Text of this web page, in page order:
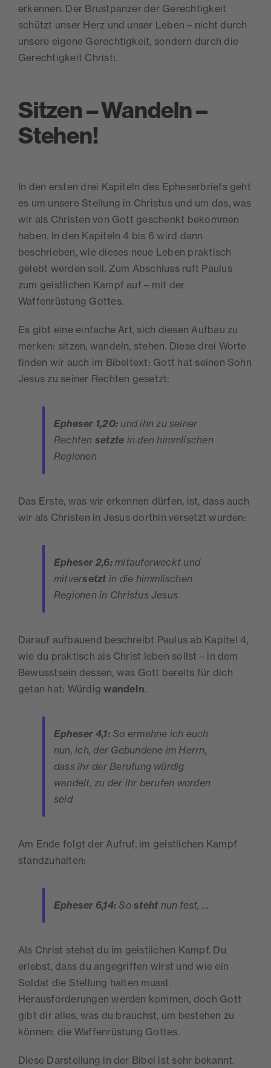
erkennen. Der Brustpanzer der Gerechtigkeit
schützt unser Herz und unser Leben – nicht durch
unsere eigene Gerechtigkeit, sondern durch die
Gerechtigkeit Christi.
Sitzen – Wandeln –
Stehen!
In den ersten drei Kapiteln des Epheserbriefs geht
es um unsere Stellung in Christus und um das, was
wir als Christen von Gott geschenkt bekommen
haben. In den Kapiteln 4 bis 6 wird dann
beschrieben, wie dieses neue Leben praktisch
gelebt werden soll. Zum Abschluss ruft Paulus
zum geistlichen Kampf auf – mit der
Waffenrüstung Gottes.
Es gibt eine einfache Art, sich diesen Aufbau zu
merken: sitzen, wandeln, stehen. Diese drei Worte
finden wir auch im Bibeltext: Gott hat seinen Sohn
Jesus zu seiner Rechten gesetzt:
Epheser 1,20: und ihn zu seiner
Rechten setzte in den himmlischen
Regionen
Das Erste, was wir erkennen dürfen, ist, dass auch
wir als Christen in Jesus dorthin versetzt wurden:
Epheser 2,6:mitauferweckt und
mitversetzt in die himmlischen
Regionen in Christus Jesus
Darauf aufbauend beschreibt Paulus ab Kapitel 4,
wie du praktisch als Christ leben sollst – in dem
Bewusstsein dessen, was Gott bereits für dich
getan hat: Würdigwandeln.
Epheser 4,1:So ermahne ich euch
nun, ich, der Gebundene im Herrn,
dass ihr der Berufung würdig
wandelt, zu der ihr berufen worden
seid
Am Ende folgt der Aufruf, im geistlichen Kampf
standzuhalten:
Epheser 6,14:Sosteht nun fest, …
Als Christ stehst du im geistlichen Kampf. Du
erlebst, dass du angegriffen wirst und wie ein
Soldat die Stellung halten musst.
Herausforderungen werden kommen, doch Gott
gibt dir alles, was du brauchst, um bestehen zu
können: die Waffenrüstung Gottes.
Diese Darstellung in der Bibel ist sehr bekannt.